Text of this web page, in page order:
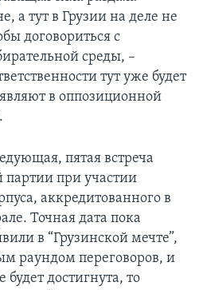
а тут в Грузии на деле не
договориться с
среды, –
тут уже будет
в оппозиционной
пятая встреча
при участии
аккредитованного в
Точная дата пока
в “Грузинской мечте”,
раундом переговоров, и
будет достигнута, то